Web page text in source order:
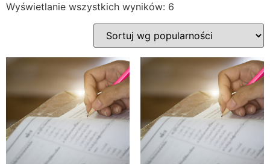
Wyświetlanie wszystkich wyników: 6